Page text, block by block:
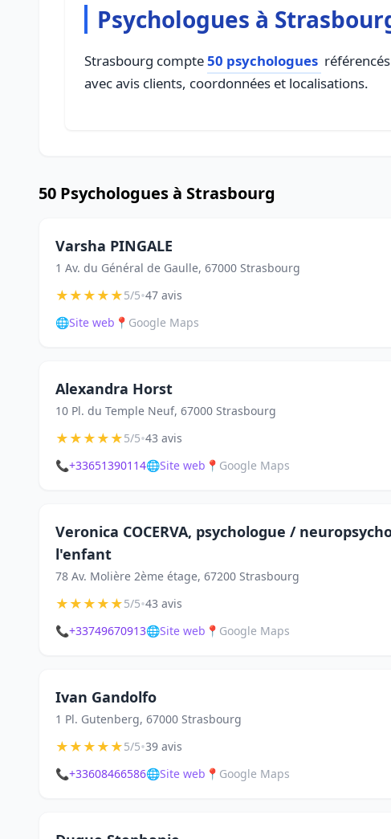
Psychologues à
Strasbourg compte50 psychologues
avec avis clients, coordonnées et localisations.
50 Psychologues à Strasbourg
Varsha PINGALE
1 Av. du Général de Gaulle, 67000 Strasbourg
★★★★★5/5•47 avis
🌐Site web 📍 Google Maps
Alexandra Horst
10 Pl. du Temple Neuf, 67000 Strasbourg
★★★★★5/5•43 avis
📞+33651390114🌐Site web 📍 Google Maps
Veronica COCERVA, psychologue /
l'enfant
78 Av. Molière 2ème étage, 67200 Strasbourg
★★★★★5/5•43 avis
📞+33749670913🌐Site web 📍 Google Maps
Ivan Gandolfo
1 Pl. Gutenberg, 67000 Strasbourg
★★★★★5/5•39 avis
📞+33608466586🌐Site web 📍 Google Maps